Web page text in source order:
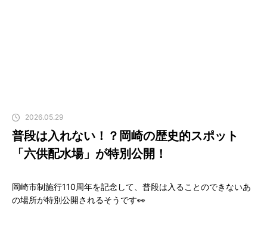
2026.05.29
普段は入れない！？岡崎の歴史的スポット
「六供配水場」が特別公開！
岡崎市制施行110周年を記念して、普段は入ることのできないあ
の場所が特別公開されるそうです👀